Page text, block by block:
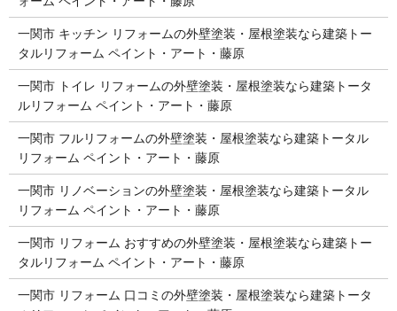
一関市 キッチン リフォームの外壁塗装・屋根塗装なら建築トー
タルリフォーム ペイント・アート・藤原
一関市 トイレ リフォームの外壁塗装・屋根塗装なら建築トータ
ルリフォーム ペイント・アート・藤原
一関市 フルリフォームの外壁塗装・屋根塗装なら建築トータル
リフォーム ペイント・アート・藤原
一関市 リノベーションの外壁塗装・屋根塗装なら建築トータル
リフォーム ペイント・アート・藤原
一関市 リフォーム おすすめの外壁塗装・屋根塗装なら建築トー
タルリフォーム ペイント・アート・藤原
一関市 リフォーム 口コミの外壁塗装・屋根塗装なら建築トータ